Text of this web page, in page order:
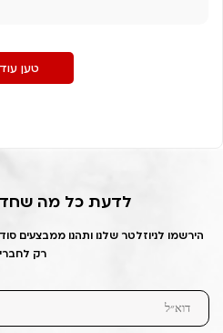
טען עוד
לדעת כל מה
הירשמו לניוזלטר שלנו ותהנו ממבצעים
רק